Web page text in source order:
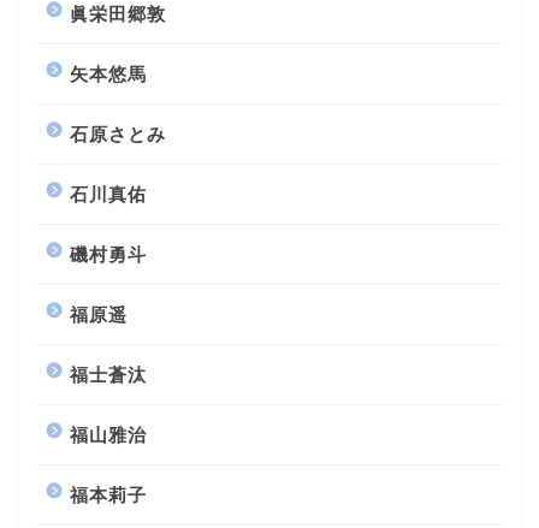
眞栄田郷敦
矢本悠馬
石原さとみ
石川真佑
磯村勇斗
福原遥
福士蒼汰
福山雅治
福本莉子